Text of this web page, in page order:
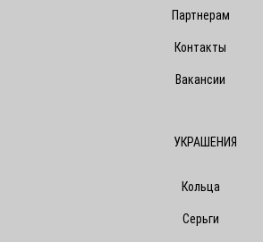
Партнерам
Контакты
Вакансии
УКРАШЕНИЯ
Кольца
Серьги